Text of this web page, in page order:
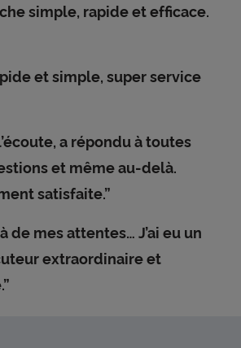
simple, rapide et efficace.
et simple, super service
a répondu à toutes
et même au-delà.
satisfaite.”
de mes attentes… J’ai eu un
extraordinaire et